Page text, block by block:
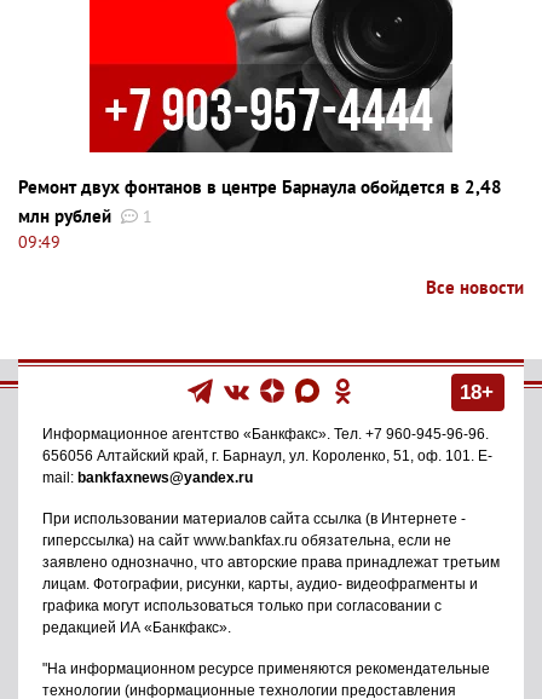
Ремонт двух фонтанов в центре Барнаула обойдется в 2,48
млн рублей
1
09:49
Все новости
18+
Информационное агентство «Банкфакс» . Тел. +7 960-945-96-96
656056 Алтайский край, г. Барнаул ул. Короленко, 51, оф. 101
. E-
mail: bankfaxnews@yandex.ru
При использовании материалов сайта ссылка (в Интернете -
гиперссылка) на сайт www.bankfax.ru обязательна, если не
заявлено однозначно, что авторские права принадлежат третьим
лицам. Фотографии, рисунки, карты, аудио- видеофрагменты и
графика могут использоваться только при согласовании с
редакцией ИА «Банкфакс».
"На информационном ресурсе применяются рекомендательные
технологии (информационные технологии предоставления